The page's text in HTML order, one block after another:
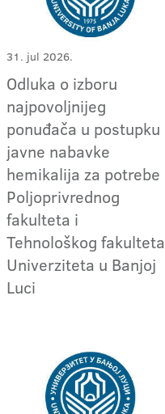
31. jul 2026.
Odluka o izboru
najpovoljnijeg
ponuđača u postupku
javne nabavke
hemikalija za potrebe
Poljoprivrednog
fakulteta i
Tehnološkog fakulteta
Univerziteta u Banjoj
Luci